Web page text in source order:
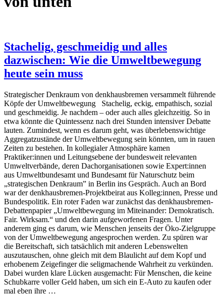
Stachelig, geschmeidig und alles
dazwischen: Wie die Umweltbewegung
heute sein muss
Strategischer Denkraum von denkhausbremen versammelt führende
Köpfe der Umweltbewegung Stachelig, eckig, empathisch, sozial
und geschmeidig. Je nachdem – oder auch alles gleichzeitig. So in
etwa könnte die Quintessenz nach drei Stunden intensiver Debatte
lauten. Zumindest, wenn es darum geht, was überlebenswichtige
Aggregatzustände der Umweltbewegung sein könnten, um in rauen
Zeiten zu bestehen. In kollegialer Atmosphäre kamen
Praktiker:innen und Leitungsebene der bundesweit relevanten
Umweltverbände, deren Dachorganisationen sowie Expert:innen
aus Umweltbundesamt und Bundesamt für Naturschutz beim
„strategischen Denkraum” in Berlin ins Gespräch. Auch an Bord
war der denkhausbremen-Projektbeirat aus Kolleg:innen, Presse und
Bundespolitik. Ein roter Faden war zunächst das denkhausbremen-
Debattenpapier „Umweltbewegung im Miteinander: Demokratisch.
Fair. Wirksam.“ und den darin aufgeworfenen Fragen. Unter
anderem ging es darum, wie Menschen jenseits der Öko-Zielgruppe
von der Umweltbewegung angesprochen werden. Zu spüren war
die Bereitschaft, sich tatsächlich mit anderen Lebenswelten
auszutauschen, ohne gleich mit dem Blaulicht auf dem Kopf und
erhobenem Zeigefinger die seligmachende Wahrheit zu verkünden.
Dabei wurden klare Lücken ausgemacht: Für Menschen, die keine
Schubkarre voller Geld haben, um sich ein E-Auto zu kaufen oder
mal eben ihre …